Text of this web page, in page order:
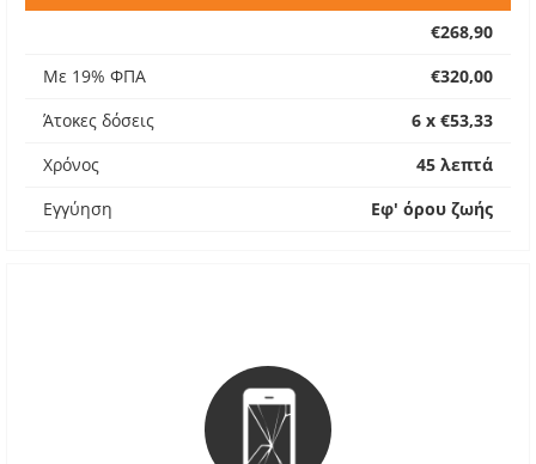
€268,90
Με 19% ΦΠΑ
€320,00
Άτοκες δόσεις
6 x €53,33
Χρόνος
45 λεπτά
Εγγύηση
Εφ' όρου ζωής